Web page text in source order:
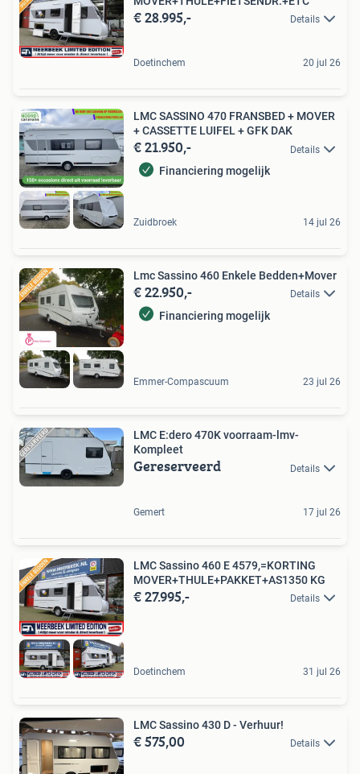
€ 28.995,- Details
Doetinchem 20 jul 26
LMC SASSINO 470 FRANSBED + MOVER
+ CASSETTE LUIFEL + GFK DAK
€ 21.950,- Details
Financiering mogelijk
Zuidbroek 14 jul 26
Lmc Sassino 460 Enkele Bedden+Mover
€ 22.950,- Details
Financiering mogelijk
Emmer-Compascuum 23 jul 26
LMC E:dero 470K voorraam-lmv-
Kompleet
Gereserveerd Details
Gemert 17 jul 26
LMC Sassino 460 E 4579,=KORTING
MOVER+THULE+PAKKET+AS1350 KG
€ 27.995,- Details
Doetinchem 31 jul 26
LMC Sassino 430 D - Verhuur!
€ 575,00 Details